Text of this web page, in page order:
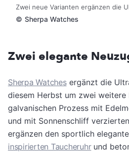
Zwei neue Varianten ergänzen die
© Sherpa Watches
Zwei elegante
Sherpa Watchesergänzt die
diesem Herbst um zwei weitere
galvanischen Prozess mit
und mit Sonnenschliff
ergänzen den sportlich
inspirierten Taucheruhrund